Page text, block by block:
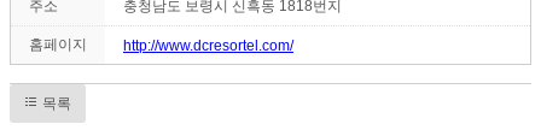
주소 충청남도 보령시 신흑동 1818번지
홈페이지 http://www.dcresortel.com/
목록